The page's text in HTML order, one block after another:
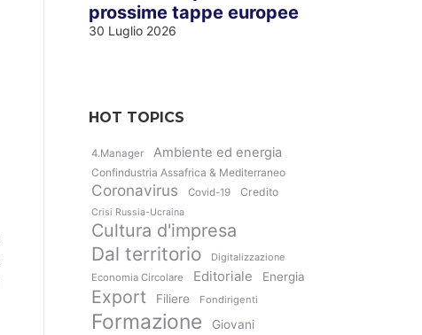
prossime tappe europee
30 Luglio 2026
HOT TOPICS
4.Manager Ambiente ed energia
Confindustria Assafrica & Mediterraneo
Coronavirus Covid-19 Credito
Crisi Russia-Ucraina
Cultura d'impresa
Dal territorio
Digitalizzazione
Economia Circolare
Editoriale Energia
Export Filiere Fondirigenti
Formazione
Giovani